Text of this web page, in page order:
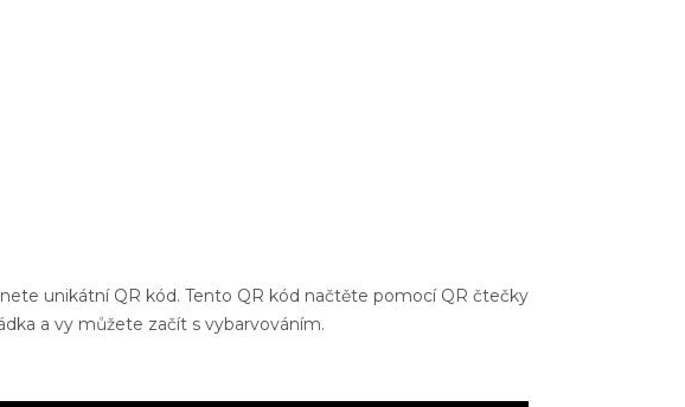
unikátní QR kód. Tento QR kód načtěte pomocí QR čtečky
a vy můžete začít s vybarvováním.